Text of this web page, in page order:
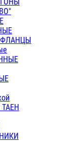
ТАЕН